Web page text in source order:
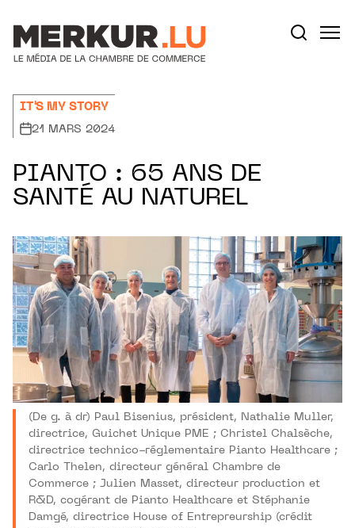
IT'S MY STORY
21 MARS 2024
PIANTO : 65 ANS DE
SANTÉ AU NATUREL
(De g. à dr) Paul Bisenius, président, Nathalie Muller,
directrice, Guichet Unique PME ; Christel Chalsèche,
directrice technico-réglementaire Pianto Healthcare ;
Carlo Thelen, directeur général Chambre de
Commerce ; Julien Masset, directeur production et
R&D, cogérant de Pianto Healthcare et Stéphanie
Damgé, directrice House of Entrepreurship (crédit